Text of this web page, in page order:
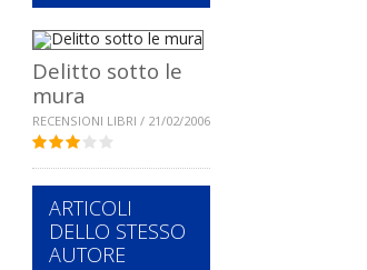
Delitto sotto le
mura
RECENSIONI LIBRI / 21/02/2006
ARTICOLI
DELLO STESSO
AUTORE